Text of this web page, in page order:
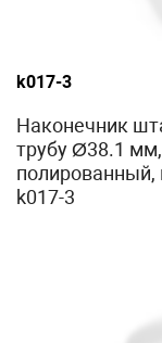
k017-3
Наконечник
трубу Ø38.1
k017-3